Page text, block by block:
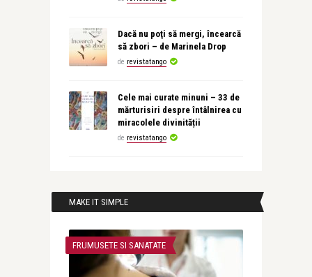
Dacă nu poţi să mergi, încearcă
să zbori – de Marinela Drop
de revistatango
Cele mai curate minuni – 33 de
mărturisiri despre întâlnirea cu
miracolele divinității
de revistatango
MAKE IT SIMPLE
FRUMUSETE SI SANATATE